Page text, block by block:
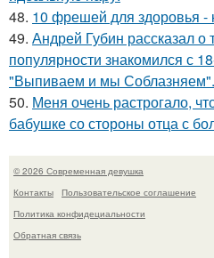
48. 10 фрешей для здоровья -
49. Андрей Губин рассказал о
популярности знакомился с
"Выпиваем и мы Соблазняем".
50. Меня очень растрогало,
бабушке со стороны отца с
© 2026 Современная девушка
Контакты
Пользовательское соглашение
Политика конфидециальности
Обратная связь